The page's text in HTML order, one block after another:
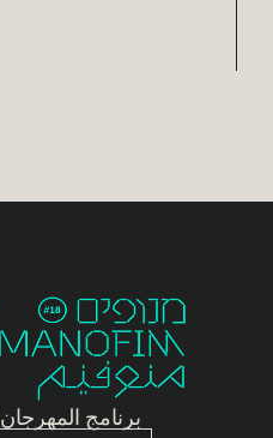
برنامج المهرجان